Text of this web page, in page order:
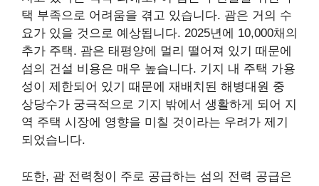
택 부족으로 어려움을 겪고 있습니다. 괌은 거의 수
요가 있을 것으로 예상됩니다. 2025년에 10,000채의
추가 주택. 괌은 태평양에 멀리 떨어져 있기 때문에
섬의 건설 비용은 매우 높습니다. 기지 내 주택 가용
성이 제한되어 있기 때문에 재배치된 해병대원 중
상당수가 궁극적으로 기지 밖에서 생활하게 되어 지
역 주택 시장에 영향을 미칠 것이라는 우려가 제기
되었습니다.
또한, 괌 전력청이 주로 공급하는 섬의 전력 공급은